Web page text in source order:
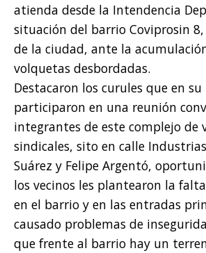
atienda desde la Intendencia
situación del barrio Coviprosin
de la ciudad, ante la
volquetas desbordadas.
Destacaron los curules que en
participaron en una reunión
integrantes de este complejo de
sindicales, sito en calle
Suárez y Felipe Argentó,
los vecinos les plantearon la
en el barrio y en las entradas
causado problemas de
que frente al barrio hay un